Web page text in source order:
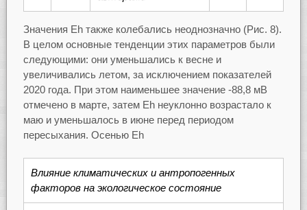
Значения Eh также колебались неоднозначно (Рис. 8).
В целом основные тенденции этих параметров были
следующими: они уменьшались к весне и
увеличивались летом, за исключением показателей
2020 года. При этом наименьшее значение -88,8 мВ
отмечено в марте, затем Eh неуклонно возрастало к
маю и уменьшалось в июне перед периодом
пересыхания. Осенью Eh
Влияние климатических и антропогенных
факторов на экологическое состояние